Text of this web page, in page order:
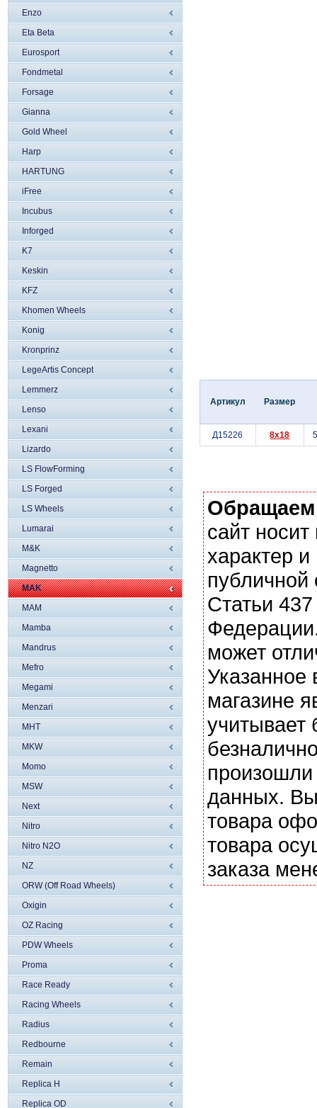
Enzo
Eta Beta
Eurosport
Fondmetal
Forsage
Gianna
Gold Wheel
Harp
HARTUNG
iFree
Incubus
Inforged
K7
Keskin
KFZ
Khomen Wheels
Konig
Kronprinz
LegeArtis Concept
Lemmerz
Lenso
Lexani
Lizardo
LS FlowForming
LS Forged
LS Wheels
Lumarai
M&K
Magnetto
MAK
MAM
Mamba
Mandrus
Mefro
Megami
Menzari
MHT
MKW
Momo
MSW
Next
Nitro
Nitro N2O
NZ
ORW (Off Road Wheels)
Oxigin
OZ Racing
PDW Wheels
Proma
Race Ready
Racing Wheels
Radius
Redbourne
Remain
Replica H
Replica OD
Артикул Размер
Д15226 8x18
сайт
характер
Статьи
может
магазине
учитывает
данных. Вы
товара
товара
заказа